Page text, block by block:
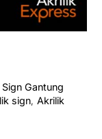
Gantung
sign, Akrilik